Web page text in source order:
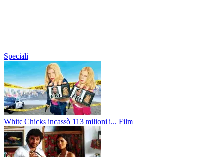
Speciali
White Chicks incassò 113 milioni i... Film